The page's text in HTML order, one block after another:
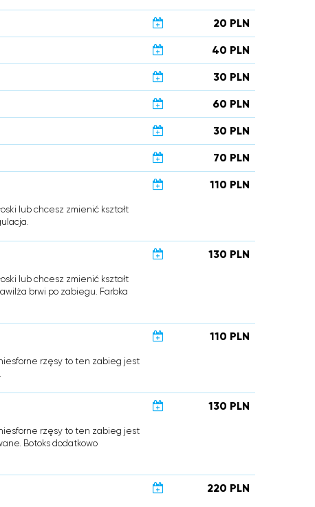
20 PLN
40 PLN
30 PLN
60 PLN
30 PLN
70 PLN
110 PLN
lub chcesz zmienić kształt
130 PLN
lub chcesz zmienić kształt
brwi po zabiegu. Farbka
110 PLN
rzęsy to ten zabieg jest
130 PLN
rzęsy to ten zabieg jest
Botoks dodatkowo
220 PLN